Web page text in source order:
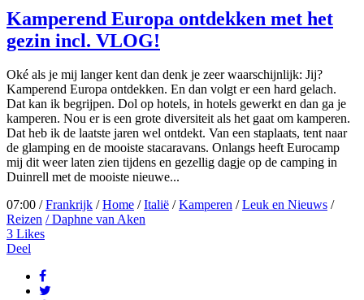
Kamperend Europa ontdekken met het
gezin incl. VLOG!
Oké als je mij langer kent dan denk je zeer waarschijnlijk: Jij?
Kamperend Europa ontdekken. En dan volgt er een hard gelach.
Dat kan ik begrijpen. Dol op hotels, in hotels gewerkt en dan ga je
kamperen. Nou er is een grote diversiteit als het gaat om kamperen.
Dat heb ik de laatste jaren wel ontdekt. Van een staplaats, tent naar
de glamping en de mooiste stacaravans. Onlangs heeft Eurocamp
mij dit weer laten zien tijdens en gezellig dagje op de camping in
Duinrell met de mooiste nieuwe...
07:00 /Frankrijk /Home /Italië /Kamperen /Leuk en Nieuws /
Reizen / Daphne van Aken
3 Likes
Deel